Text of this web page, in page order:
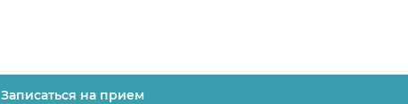
Записаться на прием